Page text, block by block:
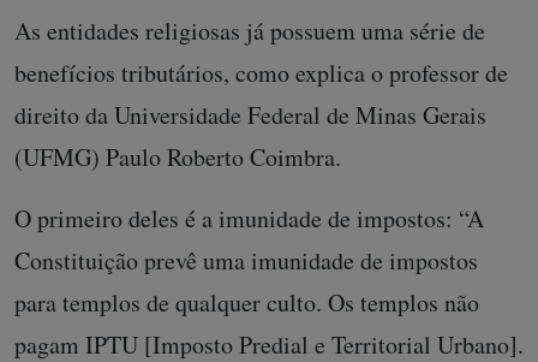
As entidades religiosas já possuem uma série de
benefícios tributários, como explica o professor de
direito da Universidade Federal de Minas Gerais
(UFMG) Paulo Roberto Coimbra.
O primeiro deles é a imunidade de impostos: “A
Constituição prevê uma imunidade de impostos
para templos de qualquer culto. Os templos não
pagam IPTU [Imposto Predial e Territorial Urbano].